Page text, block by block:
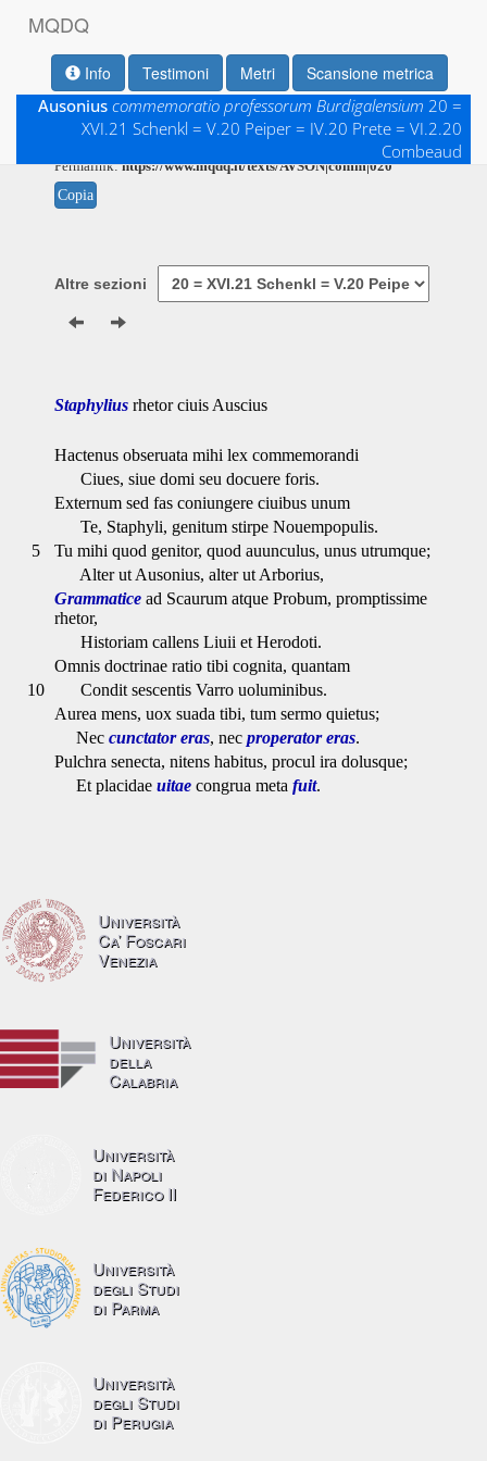
MQDQ
Info Testimoni Metri
Scansione metrica
Ausonius commemoratio professorum Burdigalensium 20 =
XVI.21 Schenkl = V.20 Peiper = IV.20 Prete = VI.2.20
Combeaud
Testo base di riferimento: R. P. H. Green, 1999
Cura dell'edizione digitale: A. Prontera, 2023
Permalink:https://www.mqdq.it/texts/AVSON|comm|020
Copia
Altre sezioni
Staphylius rhetor ciuis Auscius
Hactenus obseruata mihi lex commemorandi
Ciues, siue domi seu docuere foris.
Externum sed fas coniungere ciuibus unum
Te, Staphyli, genitum stirpe Nouempopulis.
5
Tu mihi quod genitor, quod auunculus, unus utrumque;
Alter ut Ausonius, alter ut Arborius,
Grammatice ad Scaurum atque Probum, promptissime
rhetor,
Historiam callens Liuii et Herodoti.
Omnis doctrinae ratio tibi cognita, quantam
10
Condit sescentis Varro uoluminibus.
Aurea mens, uox suada tibi, tum sermo quietus;
Nec cunctator eras, nec properator eras.
Pulchra senecta, nitens habitus, procul ira dolusque;
Et placidae uitae congrua meta fuit.
Università
Ca’ Foscari
Venezia
Università
della
Calabria
Università
di Napoli
Federico II
Università
degli Studi
di Parma
Università
degli Studi
di Perugia